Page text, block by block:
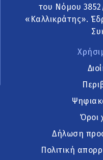
του Νόμου
«Καλλικράτης».
Όροι
Δήλωση
Πολιτική